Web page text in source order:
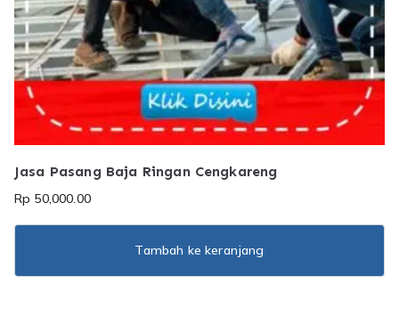
Jasa Pasang Baja Ringan Cengkareng
Rp 50,000.00
Tambah ke keranjang